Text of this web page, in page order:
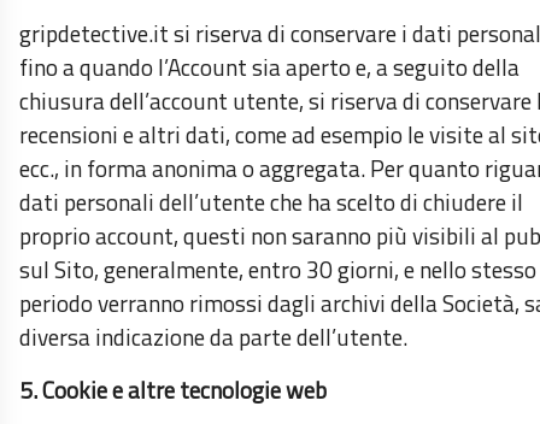
gripdetective.it si riserva di conservare i dati
fino a quando l’Account sia aperto e, a seguito della
chiusura dell’account utente, si riserva di conservare
recensioni e altri dati, come ad esempio le visite al
ecc., in forma anonima o aggregata. Per quanto
dati personali dell’utente che ha scelto di chiudere il
proprio account, questi non saranno più visibili al
sul Sito, generalmente, entro 30 giorni, e nello stesso
periodo verranno rimossi dagli archivi della Società,
diversa indicazione da parte dell’utente.
5. Cookie e altre tecnologie web